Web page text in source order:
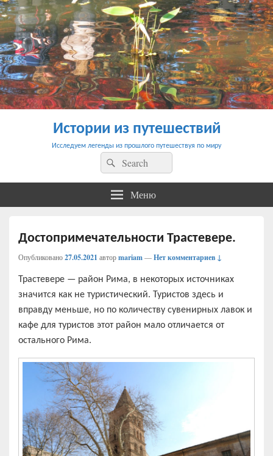
Истории из путешествий
Исследуем легенды из прошлого путешествуя по миру
Найти:Поиск
Меню
Достопримечательности Трастевере.
Опубликовано27.05.2021 авторmariam—Нет комментариев ↓
Трастевере — район Рима, в некоторых источниках
значится как не туристический. Туристов здесь и
вправду меньше, но по количеству сувенирных лавок и
кафе для туристов этот район мало отличается от
остального Рима.